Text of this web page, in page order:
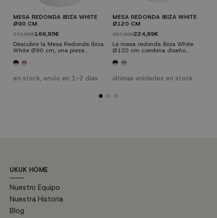
MESA REDONDA IBIZA WHITE
Ø90 CM
371,00€166,95€
Descubre la Mesa Redonda Ibiza
White Ø90 cm, una pieza
combina diseño contemporáneo
perfecta para cualquier espacio.
Su pie central metálico lacado
en stock, envío en 1-2 días
MESA REDONDA IBIZA WHITE
Ø120 CM
607,80€224,89€
La mesa redonda Ibiza White
Ø120 cm combina diseño
para adaptarse perfectamente a
salón, comedor, cocina o
despacho. Su tapa de melamina
últimas unidades en stock
UKUK HOME
Nuestro Equipo
Nuestra Historia
Blog